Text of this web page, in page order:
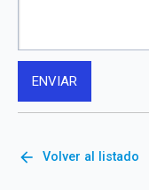
arrow_back Volver al listado